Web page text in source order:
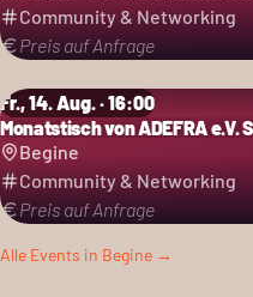
Community & Networking
Preis auf Anfrage
Fr., 14. Aug. · 16:00
Monatstisch von ADEFRA
Begine
Community & Networking
Preis auf Anfrage
Alle Events in Begine →